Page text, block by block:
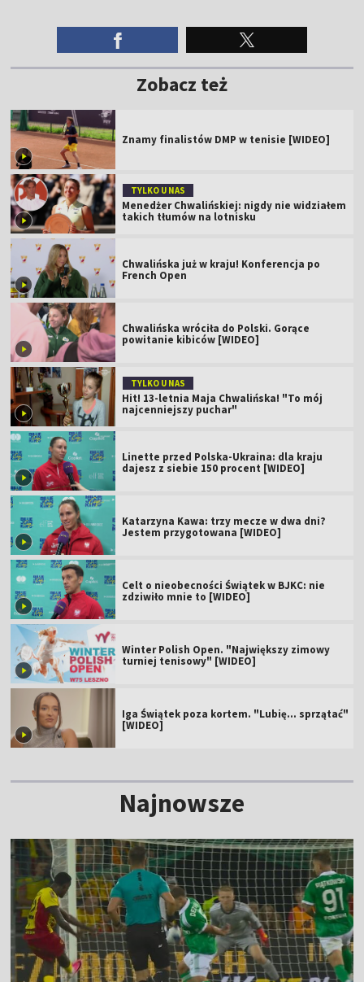
Zobacz też
Znamy finalistów DMP w tenisie [WIDEO]
TYLKO U NAS
Menedżer Chwalińskiej: nigdy nie widziałem
takich tłumów na lotnisku
Chwalińska już w kraju! Konferencja po
French Open
Chwalińska wróciła do Polski. Gorące
powitanie kibiców [WIDEO]
TYLKO U NAS
Hit! 13-letnia Maja Chwalińska! "To mój
najcenniejszy puchar"
Linette przed Polska-Ukraina: dla kraju
dajesz z siebie 150 procent [WIDEO]
Katarzyna Kawa: trzy mecze w dwa dni?
Jestem przygotowana [WIDEO]
Celt o nieobecności Świątek w BJKC: nie
zdziwiło mnie to [WIDEO]
Winter Polish Open. "Największy zimowy
turniej tenisowy" [WIDEO]
Iga Świątek poza kortem. "Lubię... sprzątać"
[WIDEO]
Najnowsze